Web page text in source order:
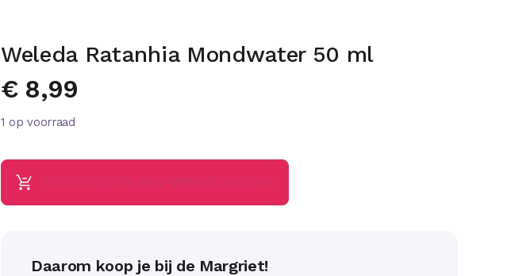
Weleda Ratanhia Mondwater 50 ml
€8,99
1 op voorraad
Daarom koop je bij de Margriet!